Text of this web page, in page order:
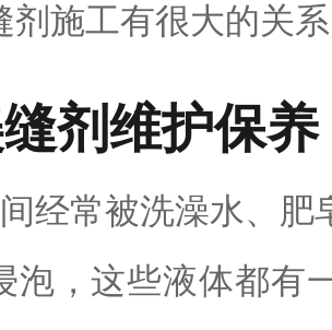
剂施工有很大的关
剂维护保养
经常被洗澡水、肥
泡，这些液体都有